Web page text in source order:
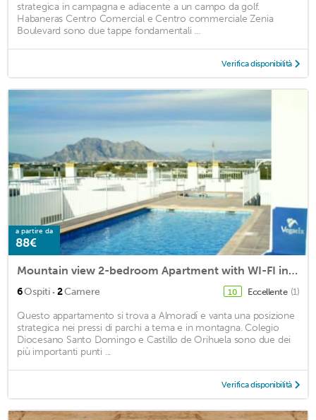
strategica in campagna e adiacente a un campo da golf.
Habaneras Centro Comercial e Centro commerciale Zenia
Boulevard sono due tappe fondamentali ...
Verifica disponibilità
a partire da
88€
Mountain view 2-bedroom Apartment with WI-FI in Almoradi (Alicante) SPAIN
6Ospiti · 2Camere 10 Eccellente (1)
Questo appartamento si trova a Almoradí e vanta una posizione
strategica nei pressi di parchi a tema e in montagna. Colegio
Diocesano Santo Domingo e Castillo de Orihuela sono due dei
più importanti punti ...
Verifica disponibilità